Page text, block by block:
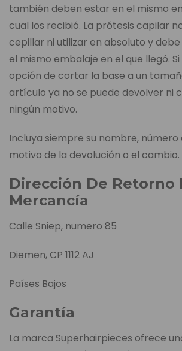
también deben estar en el mismo
cual los recibió. La prótesis capilar
cepillar ni utilizar en absoluto y
el mismo embalaje en el que llegó.
opción de cortar la base a un
artículo ya no se puede devolver ni
ningún motivo.
Incluya siempre su nombre, número
motivo de la devolución o el cambio.
Dirección De Retorno
Mercancía
Calle Sniep, numero 85
Diemen, CP 1112 AJ
Países Bajos
Garantía
La marca Superhairpieces ofrece